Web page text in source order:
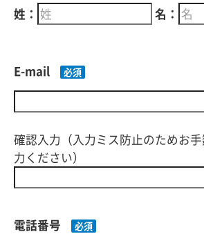
姓：
名：
E-mail
確認入力（入力ミス防止のためお
力ください）
電話番号